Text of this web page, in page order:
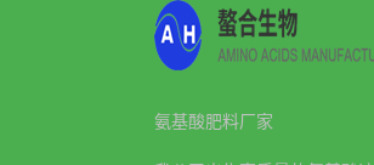
氨基酸肥料厂家